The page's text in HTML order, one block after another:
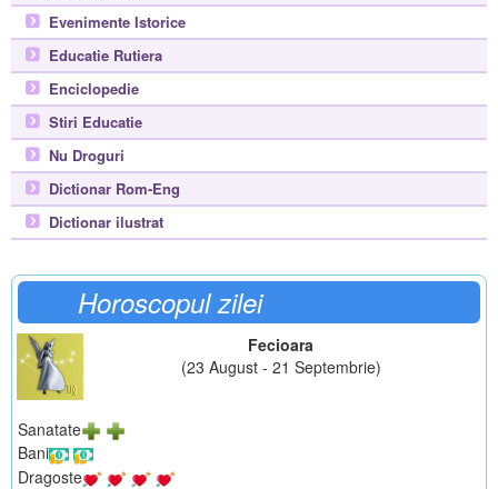
Evenimente Istorice
Educatie Rutiera
Enciclopedie
Stiri Educatie
Nu Droguri
Dictionar Rom-Eng
Dictionar ilustrat
Horoscopul zilei
Fecioara
(23 August - 21 Septembrie)
Sanatate
Bani
Dragoste